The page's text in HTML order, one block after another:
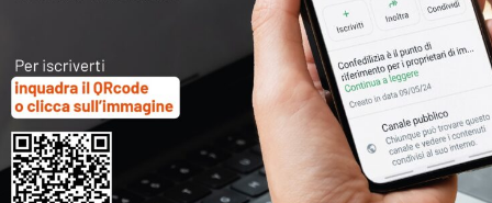
L’accesso al contenuto
completo è riservato ai
soli utenti abilitati.
Tutti i documenti presenti nelle Banche dati
sono
a disposizione dei soci
ma per poterli
consultare occorreinserire i dati di accesso